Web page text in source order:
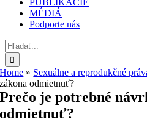
PUBLIKÁCIE
MÉDIÁ
Podporte nás
Hľadať:
Home » Sexuálne a reprodukčné
zákona odmietnuť?
Prečo je potrebné
odmietnuť?